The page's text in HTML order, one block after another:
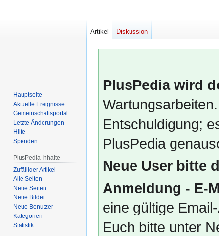
PlusPedia wird
Entschuldigung;
PlusPedia
Neue User bitte
Anmeldung - E-
eine gültige
Euch bitte unter
Artikel Diskussion
Hauptseite
Aktuelle Ereignisse
Gemeinschafts­portal
Letzte Änderungen
Hilfe
Spenden
PlusPedia Inhalte
Zufälliger Artikel
Alle Seiten
Neue Seiten
Neue Bilder
Neue Benutzer
Kategorien
Statistik